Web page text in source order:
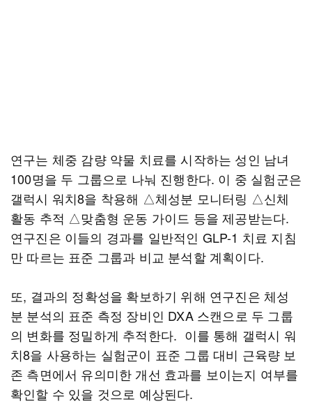
연구는 체중 감량 약물 치료를 시작하는 성인 남녀
100명을 두 그룹으로 나눠 진행한다. 이 중 실험군은
갤럭시 워치8을 착용해 △체성분 모니터링 △신체
활동 추적 △맞춤형 운동 가이드 등을 제공받는다.
연구진은 이들의 경과를 일반적인 GLP-1 치료 지침
만 따르는 표준 그룹과 비교 분석할 계획이다.
또, 결과의 정확성을 확보하기 위해 연구진은 체성
분 분석의 표준 측정 장비인 DXA 스캔으로 두 그룹
의 변화를 정밀하게 추적한다. 이를 통해 갤럭시 워
치8을 사용하는 실험군이 표준 그룹 대비 근육량 보
존 측면에서 유의미한 개선 효과를 보이는지 여부를
확인할 수 있을 것으로 예상된다.